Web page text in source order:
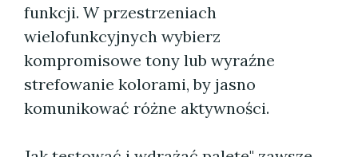
funkcji. W przestrzeniach
wielofunkcyjnych wybierz
kompromisowe tony lub wyraźne
strefowanie kolorami, by jasno
komunikować różne aktywności.